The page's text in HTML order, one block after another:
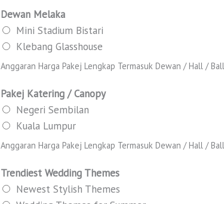
Dewan Melaka
Mini Stadium Bistari
Klebang Glasshouse
Anggaran Harga Pakej Lengkap Termasuk Dewan / Hall /
Pakej Katering / Canopy
Negeri Sembilan
Kuala Lumpur
Anggaran Harga Pakej Lengkap Termasuk Dewan / Hall /
Trendiest Wedding Themes
Newest Stylish Themes